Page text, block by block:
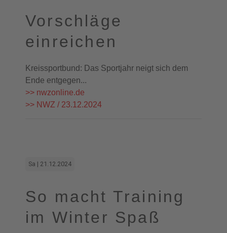
Vorschläge
einreichen
Kreissportbund: Das Sportjahr neigt sich dem
Ende entgegen...
>> nwzonline.de
>> NWZ / 23.12.2024
Sa | 21.12.2024
So macht Training
im Winter Spaß